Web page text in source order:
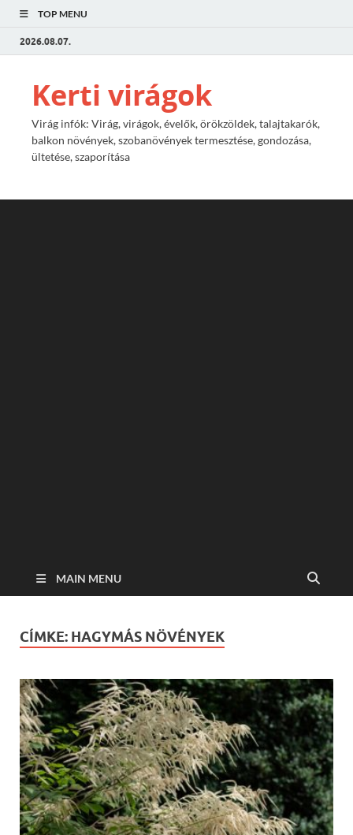
TOP MENU
2026.08.07.
Kerti virágok
Virág infók: Virág, virágok, évelők, örökzöldek, talajtakarók,
balkon növények, szobanövények termesztése, gondozása,
ültetése, szaporítása
MAIN MENU
CÍMKE: HAGYMÁS NÖVÉNYEK